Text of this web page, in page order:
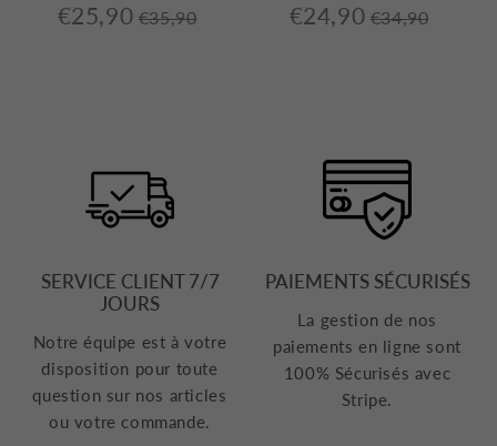
Prix
€25,90 €25,90
Prix
€35,90
Prix
€24,90 €24,90
Prix
€34,90
SERVICE CLIENT 7/7
JOURS
Notre équipe est à votre
disposition pour toute
question sur nos articles
ou votre commande.
PAIEMENTS SÉCURISÉS
La gestion de nos
paiements en ligne sont
100% Sécurisés avec
Stripe.